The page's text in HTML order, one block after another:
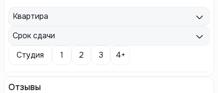
Квартира
Срок сдачи
Студия
1 2 3 4+
Отзывы